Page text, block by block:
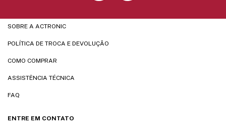
SOBRE A ACTRONIC
POLÍTICA DE TROCA E DEVOLUÇÃO
COMO COMPRAR
ASSISTÊNCIA TÉCNICA
FAQ
ENTRE EM CONTATO